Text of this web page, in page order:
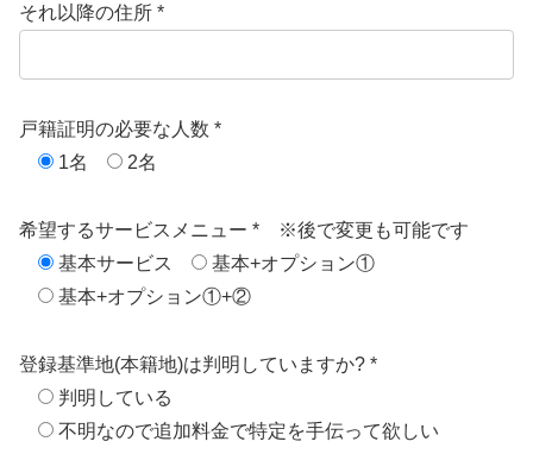
それ以降の住所 *
戸籍証明の必要な人数 *
1名
2名
希望するサービスメニュー * ※後で変更も可能です
基本サービス
基本+オプション①
基本+オプション①+②
登録基準地(本籍地)は判明していますか? *
判明している
不明なので追加料金で特定を手伝って欲しい